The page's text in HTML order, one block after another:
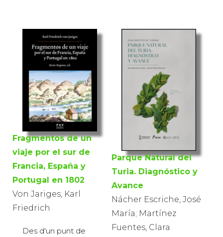
Fragmentos de un
viaje por el sur de
Francia, España y
Portugal en 1802
Von Jariges, Karl
Friedrich
Des d'un punt de
Parque Natural del
Turia. Diagnóstico y
Avance
Nácher Escriche, José
María; Martínez
Fuentes, Clara